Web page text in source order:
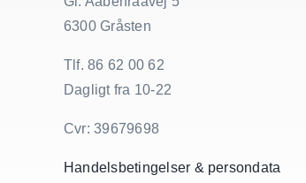
6300 Gråsten
Tlf. 86 62 00 62
Dagligt fra 10-22
Cvr: 39679698
Handelsbetingelser & persondata